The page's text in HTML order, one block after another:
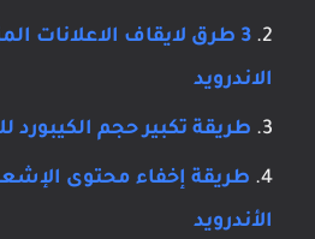
3 طرق لايقاف الاعلانات
الاندرويد
طريقة تكبير حجم الكيبورد
طريقة إخفاء محتوى
الأندرويد